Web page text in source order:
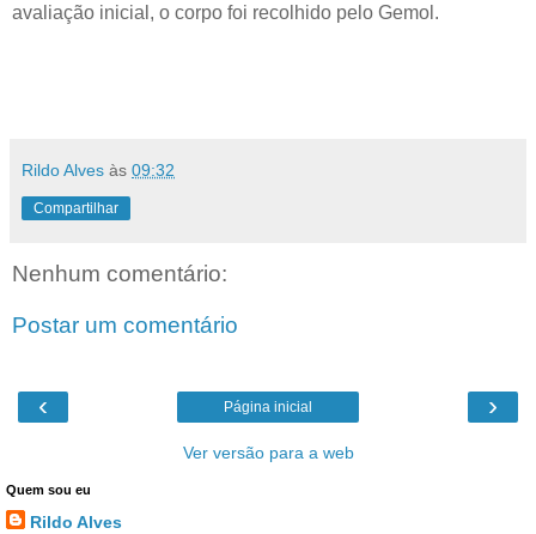
avaliação inicial, o corpo foi recolhido pelo Gemol.
Rildo Alves às 09:32
Compartilhar
Nenhum comentário:
Postar um comentário
‹ ›
Página inicial
Ver versão para a web
Quem sou eu
Rildo Alves